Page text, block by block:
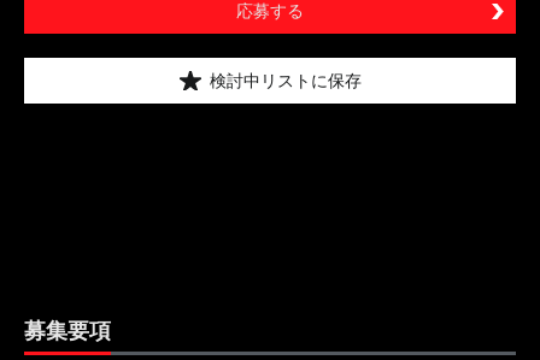
応募する
検討中リストに保存
募集要項